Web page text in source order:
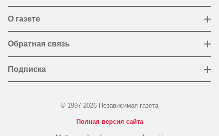
О газете
Обратная связь
Подписка
© 1997-2026 Независимая газета
Полная версия сайта